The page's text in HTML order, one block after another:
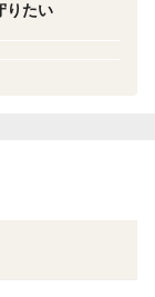
りたい